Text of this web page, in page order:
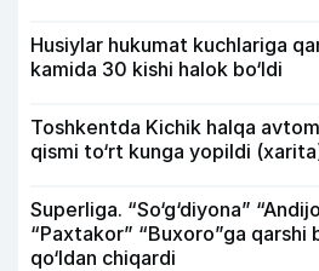
Husiylar hukumat kuchlariga
kamida 30 kishi halok bo‘ldi
Toshkentda Kichik halqa
qismi to‘rt kunga yopildi
Superliga. “So‘g‘diyona”
“Paxtakor” “Buxoro”ga qarshi
qo‘ldan chiqardi